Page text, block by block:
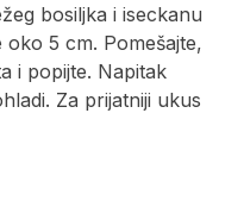
bosiljka i iseckanu
5 cm. Pomešajte,
i popijte. Napitak
Za prijatniji ukus